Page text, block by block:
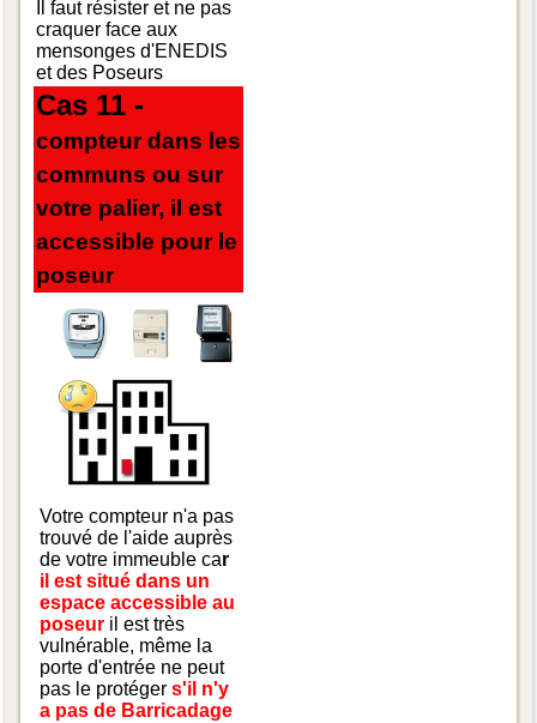
Il faut résister et ne pas
craquer face aux
mensonges d'ENEDIS
et des Poseurs
Cas 11 -
compteur dans les
communs ou sur
votre palier, il est
accessible pour le
poseur
Votre compteur n'a pas
trouvé de l'aide auprès
de votre immeuble car
il est situé dans un
espace accessible au
poseur il est très
vulnérable, même la
porte d'entrée ne peut
pas le protégers'il n'y
a pas de Barricadage